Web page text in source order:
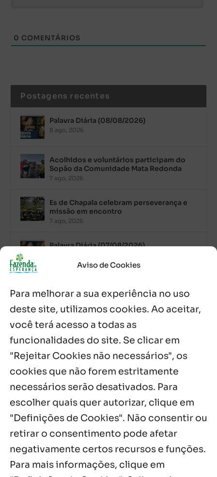
Aviso de Cookies
Para melhorar a sua experiência no uso
deste site, utilizamos cookies. Ao aceitar,
você terá acesso a todas as
funcionalidades do site. Se clicar em
"Rejeitar Cookies não necessários", os
cookies que não forem estritamente
necessários serão desativados. Para
escolher quais quer autorizar, clique em
"Definições de Cookies". Não consentir ou
retirar o consentimento pode afetar
negativamente certos recursos e funções.
Para mais informações, clique em
0 COMENTÁRIOS
Postagens recentes
Palavra Diária (08/08/2026)
8 ago, 2026
Acolhidos e voluntários participam do
Sopão da Comunidade Mata Redonda
7 ago, 2026
Es de Chapala celebram perseverança e
missão em encontro
7 ago, 2026
Palavra Diária (07/08/2026)
Feminina de Chapala celebra aniversário
6 ago, 2026
Boletim JULHO de 2026 – Centro Infantil
Chitaitai
6 ago, 2026
Notícias por Categoria
Próximos Eventos